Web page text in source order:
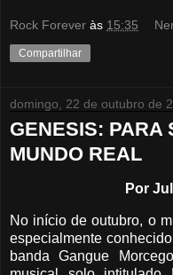
Rock Forever às 15:35
Compartilhar
domingo, 22 de outubro de
GENESIS: PARA
MUNDO REAL
Por
No início de outubro, o
especialmente
banda Gangue